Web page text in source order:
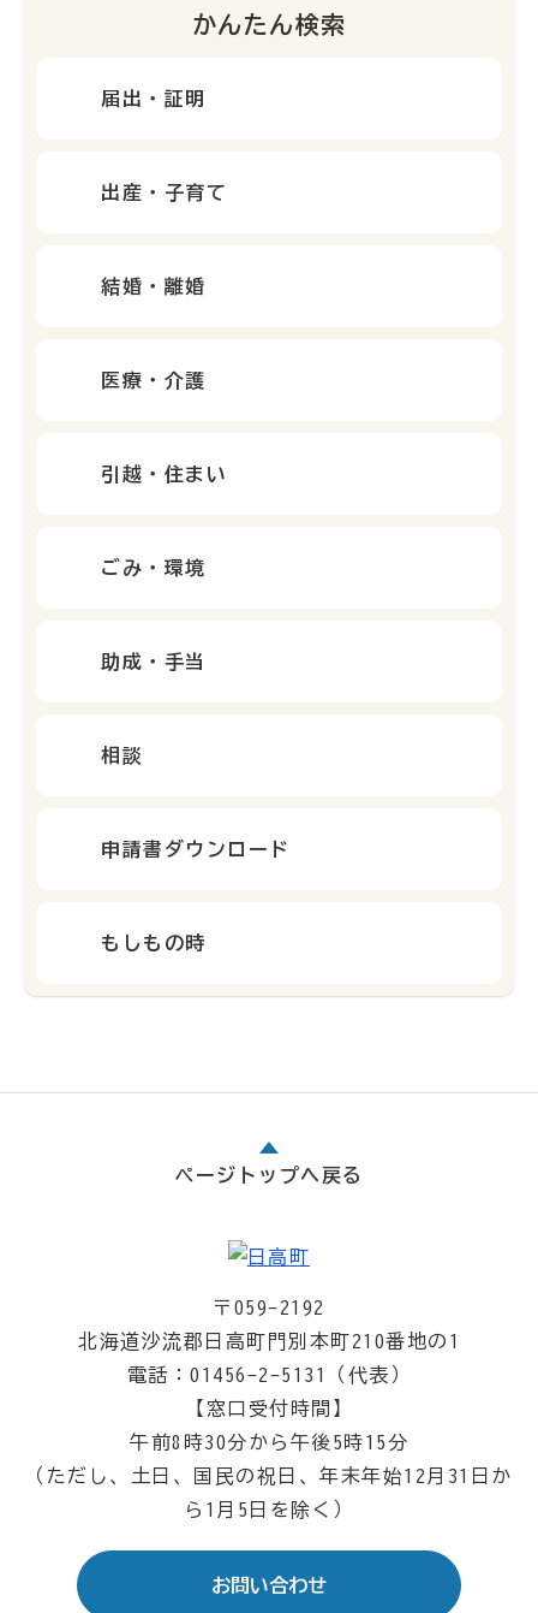
かんたん検索
届出・証明
出産・子育て
結婚・離婚
医療・介護
引越・住まい
ごみ・環境
助成・手当
相談
申請書ダウンロード
もしもの時
ページトップへ戻る
〒059-2192
北海道沙流郡日高町門別本町210番地の1
電話：01456-2-5131（代表）
【窓口受付時間】
午前8時30分から午後5時15分
（ただし、土日、国民の祝日、年末年始12月31日か
ら1月5日を除く）
お問い合わせ